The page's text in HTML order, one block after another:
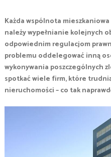
Każda wspólnota
należy wypełnianie kolejnych
odpowiednim regulacjom
problemu oddelegować inną
wykonywania poszczególnych
spotkać wiele firm, które
nieruchomości – co tak